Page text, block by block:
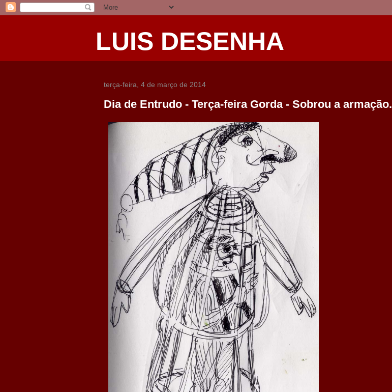
LUIS DESENHA
terça-feira, 4 de março de 2014
Dia de Entrudo - Terça-feira Gorda - Sobrou a armação.